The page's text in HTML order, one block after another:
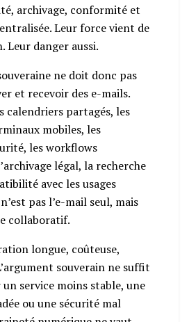
archivage, conformité et
Leur force vient de
danger aussi.
ne doit donc pas
et recevoir des e-mails.
calendriers partagés, les
mobiles, les
les workflows
légal, la recherche
avec les usages
pas l’e-mail seul, mais
collaboratif.
longue, coûteuse,
souverain ne suffit
un service moins stable, une
ou une sécurité mal